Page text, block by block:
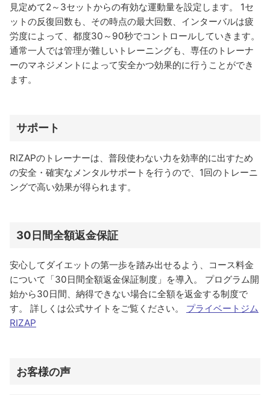
見定めて2～3セットからの有効な運動量を設定します。 1セ
ットの反復回数も、その時点の最大回数、インターバルは疲
労度によって、都度30～90秒でコントロールしていきます。
通常一人では管理が難しいトレーニングも、専任のトレーナ
ーのマネジメントによって安全かつ効果的に行うことができ
ます。
サポート
RIZAPのトレーナーは、普段使わない力を効率的に出すため
の安全・確実なメンタルサポートを行うので、1回のトレーニ
ングで高い効果が得られます。
30日間全額返金保証
安心してダイエットの第一歩を踏み出せるよう、コース料金
について「30日間全額返金保証制度」を導入。 プログラム開
始から30日間、納得できない場合に全額を返金する制度で
す。 詳しくは公式サイトをご覧ください。 プライベートジム
RIZAP
お客様の声